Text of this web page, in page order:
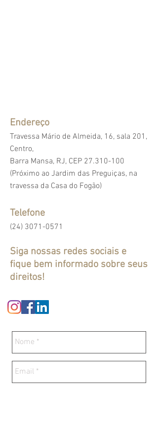
Endereço
Travessa Mário de Almeida, 16, sala 201,
Centro,
Barra Mansa, RJ, CEP 27.310-100
(Próximo ao Jardim das Preguiças, na
travessa da Casa do Fogão)
Telefone
(24) 3071-0571
Siga nossas redes sociais e
fique bem informado sobre seus
direitos!